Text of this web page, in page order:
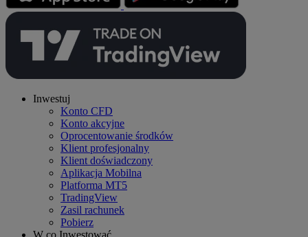
Inwestuj
Konto CFD
Konto akcyjne
Oprocentowanie środków
Klient profesjonalny
Klient doświadczony
Aplikacja Mobilna
Platforma MT5
TradingView
Zasil rachunek
Pobierz